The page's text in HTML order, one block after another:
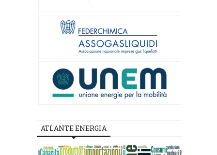
ATLANTE ENERGIA